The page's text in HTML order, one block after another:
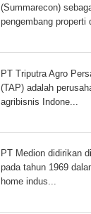
(Summarecon)
pengembang properti
PT Triputra Agro
(TAP) adalah
agribisnis Indone...
PT Medion didirikan
pada tahun 1969
home indus...